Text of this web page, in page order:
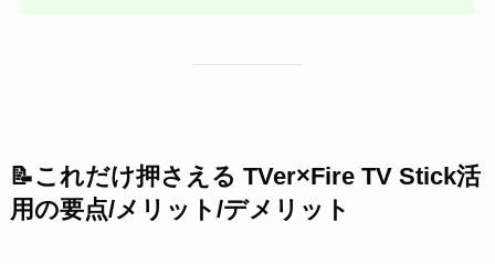
📝これだけ押さえる TVer×Fire TV Stick活
用の要点/メリット/デメリット